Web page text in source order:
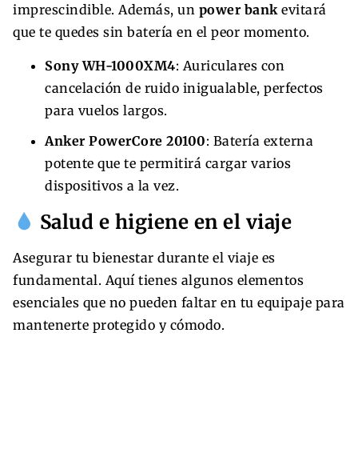
imprescindible. Además, un power bank evitará
que te quedes sin batería en el peor momento.
Sony WH-1000XM4: Auriculares con
cancelación de ruido inigualable, perfectos
para vuelos largos.
Anker PowerCore 20100: Batería externa
potente que te permitirá cargar varios
dispositivos a la vez.
Salud e higiene en el viaje
Asegurar tu bienestar durante el viaje es
fundamental. Aquí tienes algunos elementos
esenciales que no pueden faltar en tu equipaje para
mantenerte protegido y cómodo.